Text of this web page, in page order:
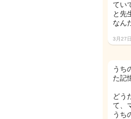
てい
と先
なん
3月27日
うち
た記
どう
て、
うち